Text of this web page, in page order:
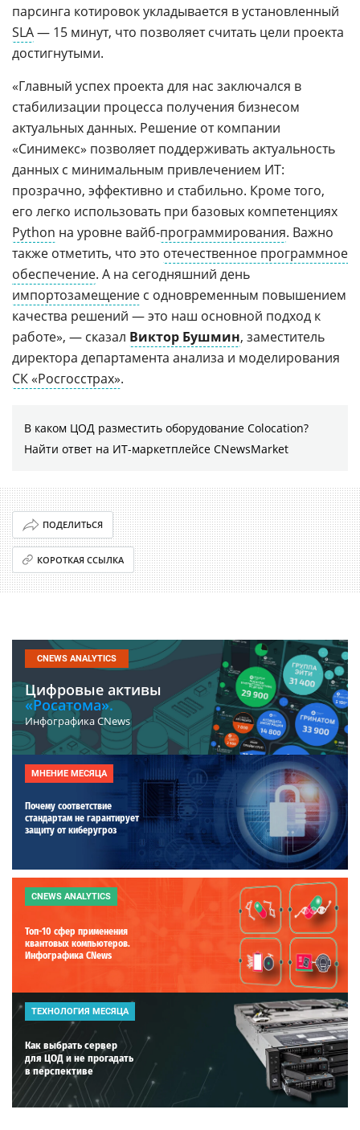
парсинга котировок укладывается в установленный
SLA— 15 минут, что позволяет считать цели проекта
достигнутыми.
«Главный успех проекта для нас заключался в
стабилизации процесса получения бизнесом
актуальных данных. Решение от компании
«Синимекс» позволяет поддерживать актуальность
данных с минимальным привлечением ИТ:
прозрачно, эффективно и стабильно. Кроме того,
его легко использовать при базовых компетенциях
Python на уровне вайб-программирования. Важно
также отметить, что это отечественное программное
обеспечение. А на сегодняшний день
импортозамещение с одновременным повышением
качества решений — это наш основной подход к
работе», — сказал Виктор Бушмин, заместитель
директора департамента анализа и моделирования
СК «Росгосстрах».
В каком ЦОД разместить оборудование Colocation?
Найти ответ на ИТ-маркетплейсе CNewsMarket
ПОДЕЛИТЬСЯ
КОРОТКАЯ ССЫЛКА
CNEWS ANALYTICS
Цифровые активы
«Росатома».
Инфографика CNews
МНЕНИЕ МЕСЯЦА
Почему соответствие
стандартам не гарантирует
защиту от киберугроз
CNEWS ANALYTICS
Топ-10 сфер применения
квантовых компьютеров.
Инфографика CNews
ТЕХНОЛОГИЯ МЕСЯЦА
Как выбрать сервер
для ЦОД и не прогадать
в перспективе